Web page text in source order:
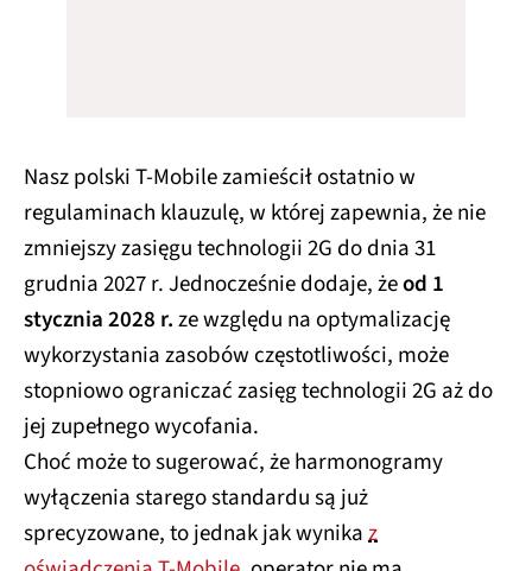
Nasz polski T-Mobile zamieścił ostatnio w
regulaminach klauzulę, w której zapewnia, że nie
zmniejszy zasięgu technologii 2G do dnia 31
grudnia 2027 r. Jednocześnie dodaje, żeod 1
stycznia 2028 r.ze względu na optymalizację
wykorzystania zasobów częstotliwości, może
stopniowo ograniczać zasięg technologii 2G aż do
jej zupełnego wycofania.
Choć może to sugerować, że harmonogramy
wyłączenia starego standardu są już
sprecyzowane, to jednak jak wynikaz